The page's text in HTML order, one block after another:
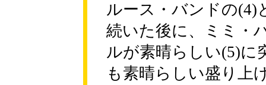
ルース・バンドの(4)
続いた後に、ミミ・
ルが素晴らしい(5)に
も素晴らしい盛り上